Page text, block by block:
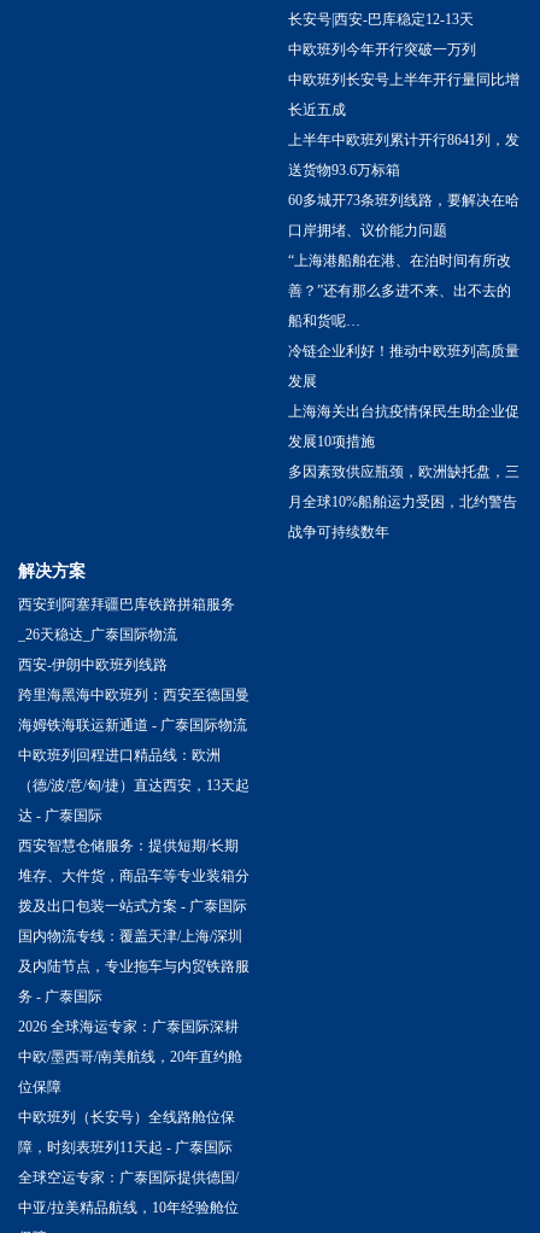
长安号|西安-巴库稳定12-13天
中欧班列今年开行突破一万列
中欧班列长安号上半年开行量同比增
长近五成
上半年中欧班列累计开行8641列，发
送货物93.6万标箱
60多城开73条班列线路，要解决在哈
口岸拥堵、议价能力问题
“上海港船舶在港、在泊时间有所改
善？”还有那么多进不来、出不去的
船和货呢…
冷链企业利好！推动中欧班列高质量
发展
上海海关出台抗疫情保民生助企业促
发展10项措施
多因素致供应瓶颈，欧洲缺托盘，三
月全球10%船舶运力受困，北约警告
战争可持续数年
解决方案
西安到阿塞拜疆巴库铁路拼箱服务
_26天稳达_广泰国际物流
西安-伊朗中欧班列线路
跨里海黑海中欧班列：西安至德国曼
海姆铁海联运新通道 - 广泰国际物流
中欧班列回程进口精品线：欧洲
（德/波/意/匈/捷）直达西安，13天起
达 - 广泰国际
西安智慧仓储服务：提供短期/长期
堆存、大件货，商品车等专业装箱分
拨及出口包装一站式方案 - 广泰国际
国内物流专线：覆盖天津/上海/深圳
及内陆节点，专业拖车与内贸铁路服
务 - 广泰国际
2026 全球海运专家：广泰国际深耕
中欧/墨西哥/南美航线，20年直约舱
位保障
中欧班列（长安号）全线路舱位保
障，时刻表班列11天起 - 广泰国际
全球空运专家：广泰国际提供德国/
中亚/拉美精品航线，10年经验舱位